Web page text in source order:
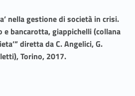
nella gestione di società in crisi.
bancarotta, giappichelli (collana
diretta da C. Angelici, G.
Torino, 2017.